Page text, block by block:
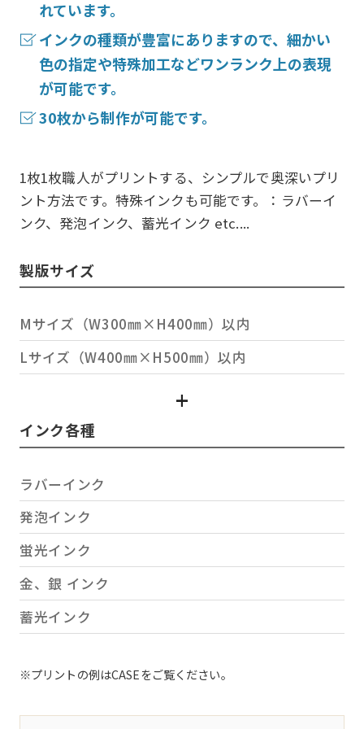
れています。
インクの種類が豊富にありますので、細かい
色の指定や特殊加工などワンランク上の表現
が可能です。
30枚から制作が可能です。
1枚1枚職人がプリントする、シンプルで奥深いプリ
ント方法です。 特殊インクも可能です。：ラバーイ
ンク、発泡インク、蓄光インク etc....
製版サイズ
Mサイズ（W300㎜×H400㎜）以内
Lサイズ（W400㎜×H500㎜）以内
インク各種
ラバーインク
発泡インク
蛍光インク
金、銀 インク
蓄光インク
※プリントの例はCASEをご覧ください。